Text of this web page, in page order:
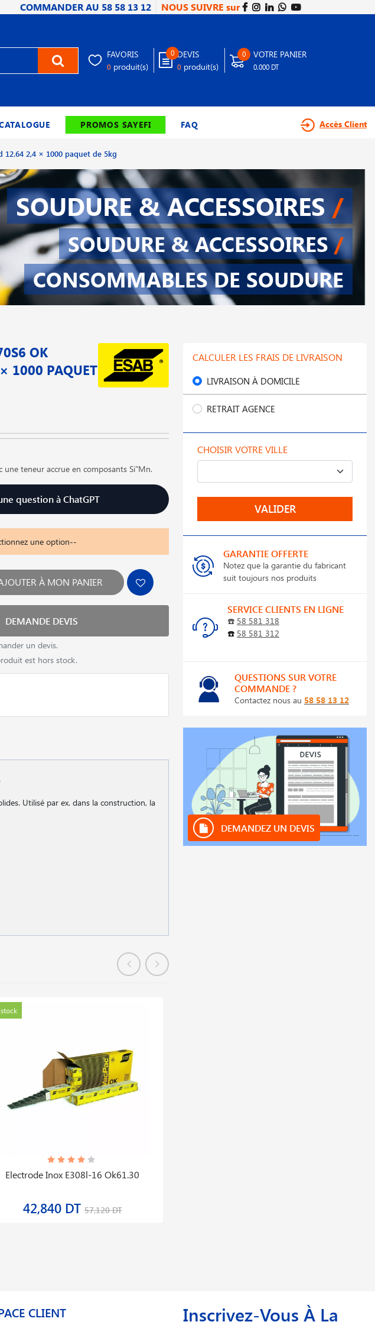
COMMANDER AU 58 58 13 12 NOUS SUIVRE sur
FAVORIS
0 produit(s)
0 DEVIS
0 produit(s)
0 VOTRE PANIER
0.000 DT
PROMOS SAYEFI FAQ Accès Client
2,4 × 1000 paquet de 5kg
SOUDURE & ACCESSOIRES /
SOUDURE & ACCESSOIRES/
CONSOMMABLES DE SOUDURE
OK
1000 PAQUET
une teneur accrue en composants Si"Mn.
question à ChatGPT
À MON PANIER
DEMANDE DEVIS
un devis.
est hors stock.
Utilisé par ex. dans la construction, la
stock
Electrode Inox E308l-16 Ok61.30
42,840 DT57,120 DT
CALCULER LES FRAIS DE LIVRAISON
LIVRAISON À DOMICILE
RETRAIT AGENCE
CHOISIR VOTRE VILLE
VALIDER
GARANTIE OFFERTE
Notez que la garantie du fabricant
suit toujours nos produits
SERVICE CLIENTS EN LIGNE
☎️ 58 581 318
☎️ 58 581 312
QUESTIONS SUR VOTRE
COMMANDE ?
Contactez nous au 58 58 13 12
DEMANDEZ UN DEVIS
CLIENT Inscrivez-Vous À La